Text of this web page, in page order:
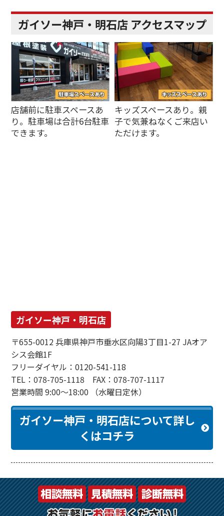
ガイソー神戸・明石店 アクセスマップ
店舗前に駐車スペースあ
り。駐車場は合計6台駐車
できます。
キッズスペースあり。親
子で気兼ねなくご来店い
ただけます。
ガイソー神戸・明石店
〒655-0012 兵庫県神戸市垂水区向陽3丁目1-27 JAオア
シス会館1F
フリーダイヤル：0120-541-118
TEL：078-705-1118 FAX：078-707-1117
営業時間 9:00～18:00 （水曜日定休）
ガイソー神戸・明石店について詳し
くはコチラ